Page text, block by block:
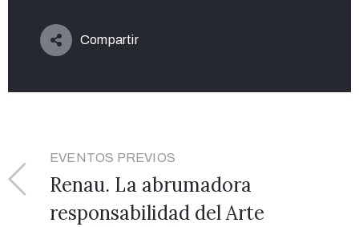
Compartir
EVENTOS PREVIOS
Renau. La abrumadora
responsabilidad del Arte